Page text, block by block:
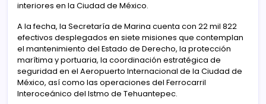
interiores en la Ciudad de México.
A la fecha, la Secretaría de Marina cuenta con 22 mil 822
efectivos desplegados en siete misiones que contemplan
el mantenimiento del Estado de Derecho, la protección
marítima y portuaria, la coordinación estratégica de
seguridad en el Aeropuerto Internacional de la Ciudad de
México, así como las operaciones del Ferrocarril
Interoceánico del Istmo de Tehuantepec.